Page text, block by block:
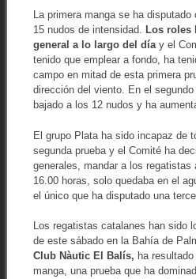
La primera manga se ha
15 nudos de intensidad. Los roles
general a lo largo del día y el
tenido que emplear a fondo, ha
campo en mitad de esta primera
dirección del viento. En el
bajado a los 12 nudos y ha
El grupo Plata ha sido incapaz de
segunda prueba y el Comité ha
generales, mandar a los regatistas
16.00 horas, solo quedaba en el
el único que ha disputado una
Los regatistas catalanes han sido
de este sábado en la Bahía de
Club Nàutic El Balís, ha
manga, una prueba que ha